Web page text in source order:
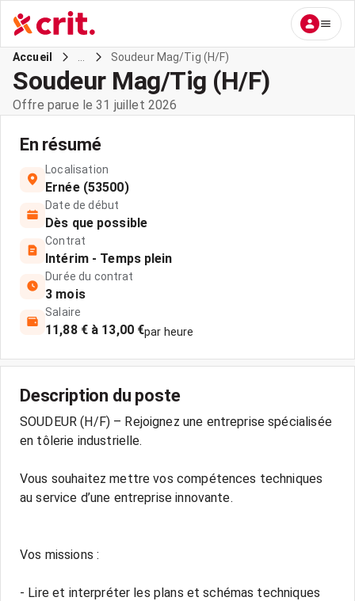
Accueil Soudeur Mag/Tig (H/F)
Soudeur Mag/Tig (H/F)
Offre parue le 31 juillet 2026
En résumé
Localisation
Ernée (53500)
Date de début
Dès que possible
Contrat
Intérim - Temps plein
Durée du contrat
3 mois
Salaire
11,88 € à 13,00 €par heure
Description du poste
SOUDEUR (H/F) – Rejoignez une entreprise spécialisée
en tôlerie industrielle.
Vous souhaitez mettre vos compétences techniques
au service d’une entreprise innovante.
Vos missions :
- Lire et interpréter les plans et schémas techniques